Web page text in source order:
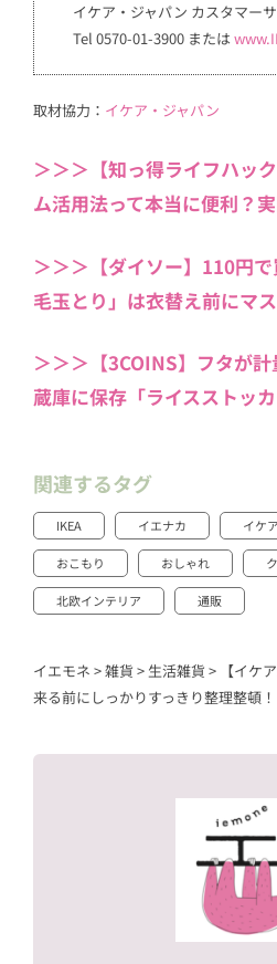
イケア・ジャパン カスタマー
Tel 0570-01-3900 または
取材協力： イケア・ジャパン
＞＞＞【知っ得ライフハッ
ム活用法って本当に便利？
＞＞＞【ダイソー】110円
毛玉とり」は衣替え前にマ
＞＞＞【3COINS】フタが
蔵庫に保存「ライスストッカ
関連するタグ
IKEA イエナカ イケア
おこもり おしゃれ
北欧インテリア 通販
イエモネ >雑貨 > 生活雑貨 > 【イケ
来る前にしっかりすっきり整理整頓！